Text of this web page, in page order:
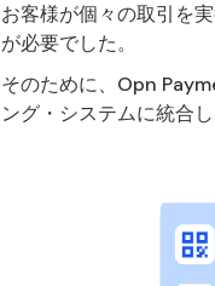
お客様が個々の取引を
が必要でした。
そのために、Opn
ング・システムに統合し